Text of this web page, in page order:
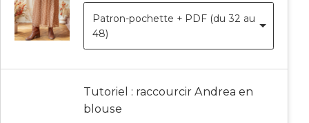
Patron-pochette + PDF (du 32 au
48)
Tutoriel : raccourcir Andrea en
blouse